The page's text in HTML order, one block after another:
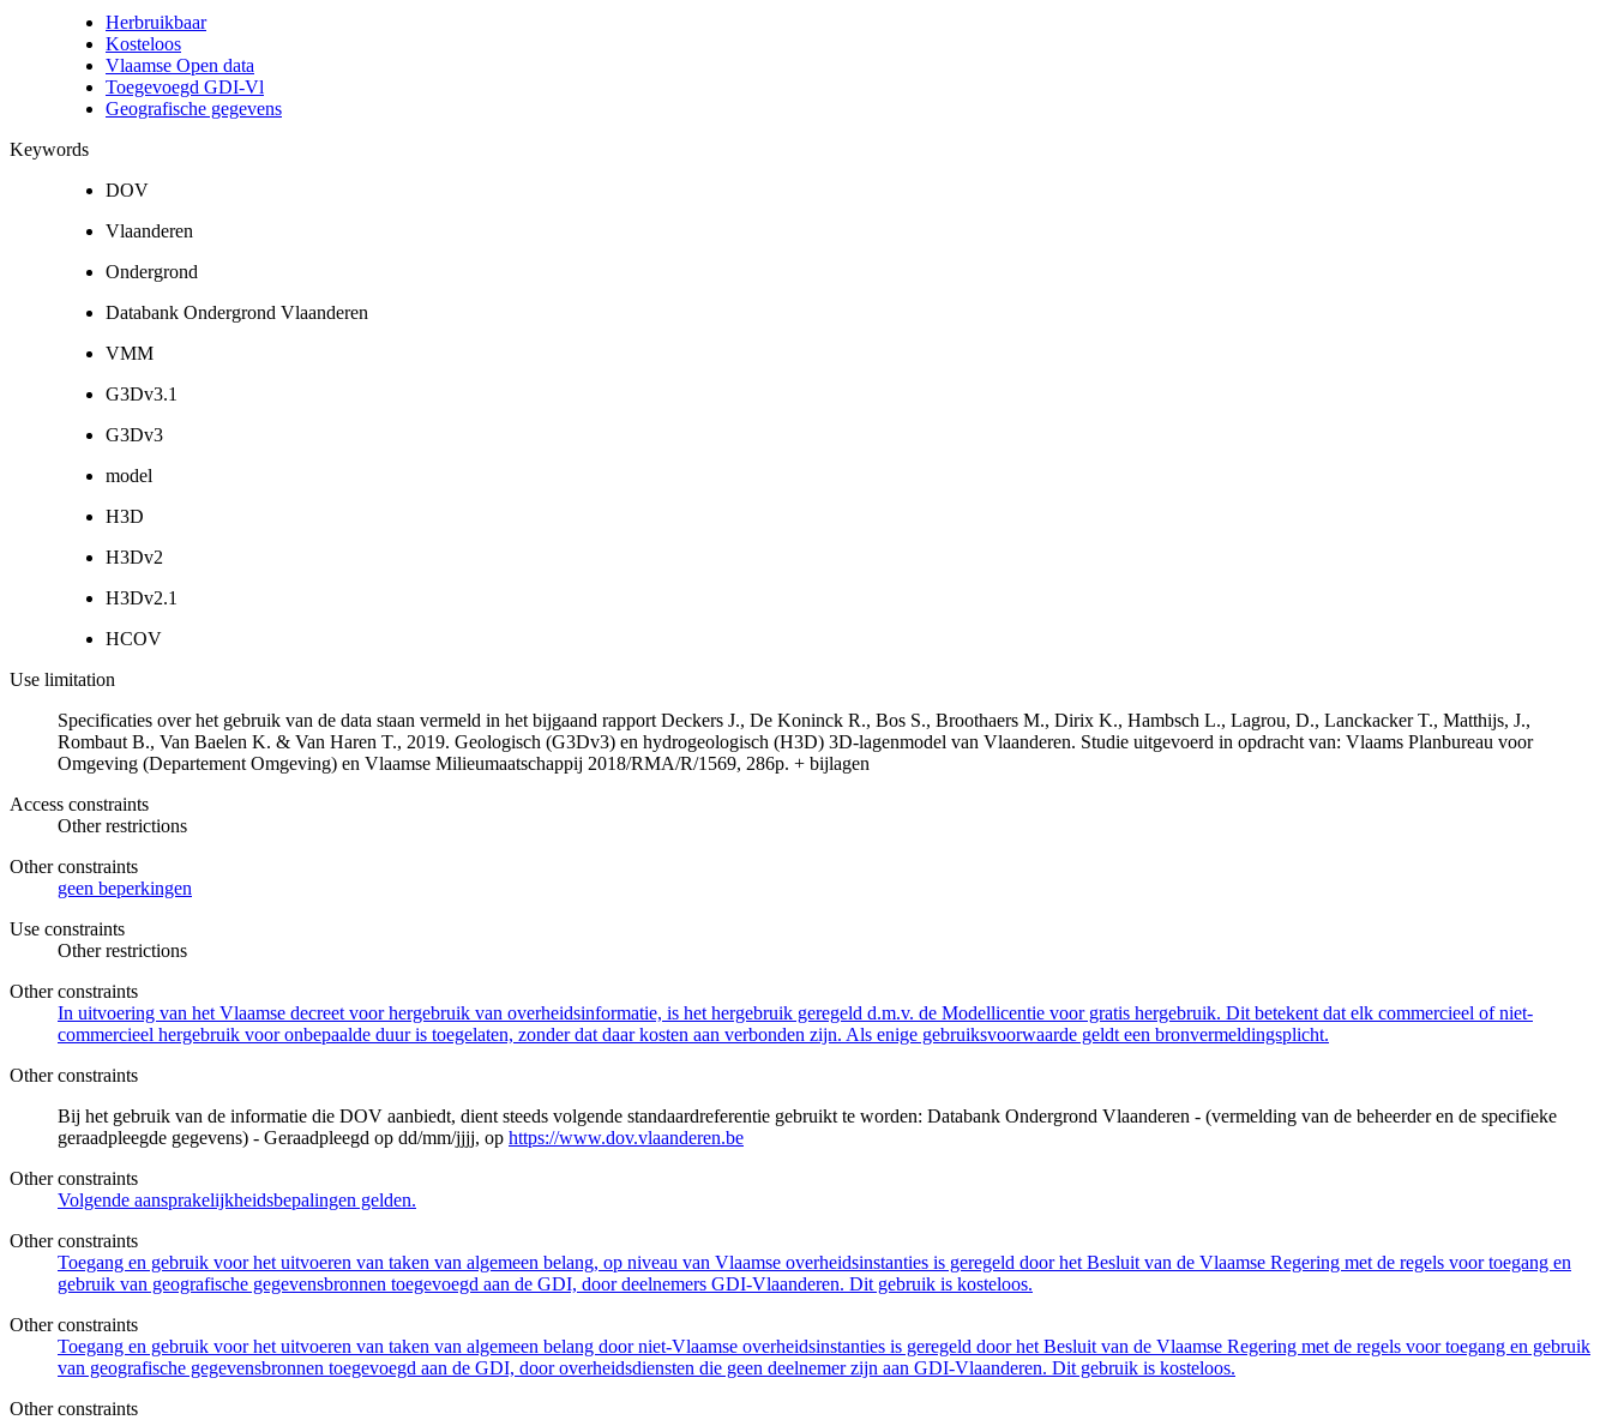
Herbruikbaar
Kosteloos
Vlaamse Open data
Toegevoegd GDI-Vl
Geografische gegevens
Keywords
DOV
Vlaanderen
Ondergrond
Databank Ondergrond Vlaanderen
VMM
G3Dv3.1
G3Dv3
model
H3D
H3Dv2
H3Dv2.1
HCOV
Use limitation
Specificaties over het gebruik van de data staan vermeld in het bijgaand rapport Deckers J., De Koninck R., Bos S., Broothaers M., Dirix K., Hambsch L., Lagrou, D., Lanckacker T., Matthijs, J.,
Rombaut B., Van Baelen K. & Van Haren T., 2019. Geologisch (G3Dv3) en hydrogeologisch (H3D) 3D-lagenmodel van Vlaanderen. Studie uitgevoerd in opdracht van: Vlaams Planbureau voor
Omgeving (Departement Omgeving) en Vlaamse Milieumaatschappij 2018/RMA/R/1569, 286p. + bijlagen
Access constraints
Other restrictions
Other constraints
geen beperkingen
Use constraints
Other restrictions
Other constraints
In uitvoering van het Vlaamse decreet voor hergebruik van overheidsinformatie, is het hergebruik geregeld d.m.v. de Modellicentie voor gratis hergebruik. Dit betekent dat elk commercieel of niet-
commercieel hergebruik voor onbepaalde duur is toegelaten, zonder dat daar kosten aan verbonden zijn. Als enige gebruiksvoorwaarde geldt een bronvermeldingsplicht.
Other constraints
Bij het gebruik van de informatie die DOV aanbiedt, dient steeds volgende standaardreferentie gebruikt te worden: Databank Ondergrond Vlaanderen - (vermelding van de beheerder en de specifieke
geraadpleegde gegevens) - Geraadpleegd op dd/mm/jjjj, op https://www.dov.vlaanderen.be
Other constraints
Volgende aansprakelijkheidsbepalingen gelden.
Other constraints
Toegang en gebruik voor het uitvoeren van taken van algemeen belang, op niveau van Vlaamse overheidsinstanties is geregeld door het Besluit van de Vlaamse Regering met de regels voor toegang en
gebruik van geografische gegevensbronnen toegevoegd aan de GDI, door deelnemers GDI-Vlaanderen. Dit gebruik is kosteloos.
Other constraints
Toegang en gebruik voor het uitvoeren van taken van algemeen belang door niet-Vlaamse overheidsinstanties is geregeld door het Besluit van de Vlaamse Regering met de regels voor toegang en gebruik
van geografische gegevensbronnen toegevoegd aan de GDI, door overheidsdiensten die geen deelnemer zijn aan GDI-Vlaanderen. Dit gebruik is kosteloos.
Other constraints